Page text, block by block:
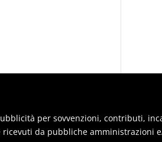
pubblicità per sovvenzioni, contributi,
da pubbliche amministrazioni